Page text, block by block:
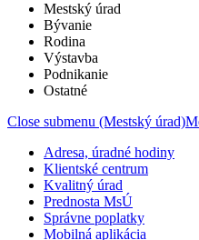
Mestský úrad
Bývanie
Rodina
Výstavba
Podnikanie
Ostatné
Close submenu (Mestský úrad)
Adresa, úradné hodiny
Klientské centrum
Kvalitný úrad
Prednosta MsÚ
Správne poplatky
Mobilná aplikácia